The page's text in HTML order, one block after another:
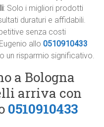
: Solo i migliori prodotti
duraturi e affidabili.
senza costi
allo0510910433
un risparmio significativo.
a Bologna
arriva con
0510910433